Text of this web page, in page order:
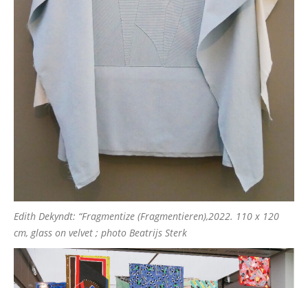
Edith Dekyndt: “Fragmentize (Fragmentieren),2022. 110 x 120
cm, glass on velvet ; photo Beatrijs Sterk